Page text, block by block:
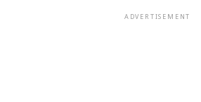
ADVERTISEMENT